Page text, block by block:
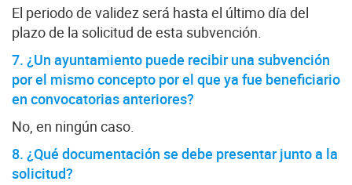
El periodo de validez será hasta el último día del
plazo de la solicitud de esta subvención.
7. ¿Un ayuntamiento puede recibir una subvención
por el mismo concepto por el que ya fue beneficiario
en convocatorias anteriores?
No, en ningún caso.
8. ¿Qué documentación se debe presentar junto a la
solicitud?